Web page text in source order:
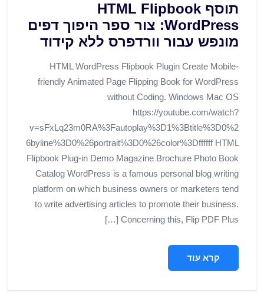
תוסף HTML Flipbook
WordPress: צור ספר היפוך דפים
מונפש עבור וורדפרס ללא קידוד
HTML WordPress Flipbook Plugin Create Mobile-
friendly Animated Page Flipping Book for WordPress
without Coding. Windows Mac OS
https://youtube.com/watch?
v=sFxLq23m0RA%3Fautoplay%3D1%3Btitle%3D0%2
6byline%3D0%26portrait%3D0%26color%3Dffffff HTML
Flipbook Plug-in Demo Magazine Brochure Photo Book
Catalog WordPress is a famous personal blog writing
platform on which business owners or marketers tend
to write advertising articles to promote their business.
Concerning this, Flip PDF Plus […]
קרא עוד